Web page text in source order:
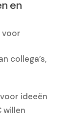
en
collega’s,
ideeën
willen